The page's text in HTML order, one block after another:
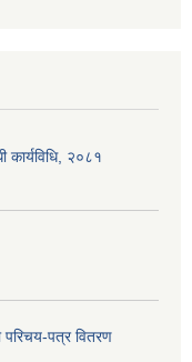
कार्यविधि, २०८१
परिचय-पत्र वितरण